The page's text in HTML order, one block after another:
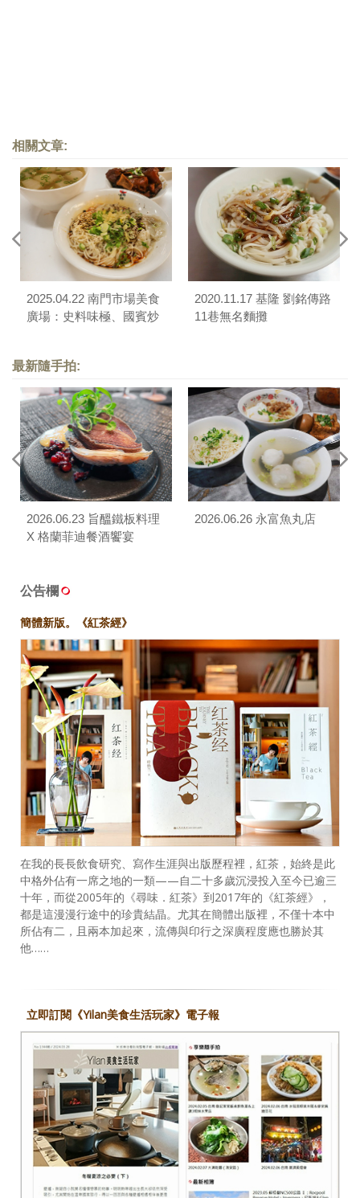
相關文章:
2025.04.22 南門市場美食
廣場：史料味極、國賓炒
2020.11.17 基隆 劉銘傳路
11巷無名麵攤
最新隨手拍:
2026.06.23 旨醞鐵板料理
X 格蘭菲迪餐酒饗宴
2026.06.26 永富魚丸店
公告欄
簡體新版。《紅茶經》
在我的長長飲食研究、寫作生涯與出版歷程裡，紅茶，始終是此
中格外佔有一席之地的一類——自二十多歲沉浸投入至今已逾三
十年，而從2005年的《尋味．紅茶》到2017年的《紅茶經》，
都是這漫漫行途中的珍貴結晶。尤其在簡體出版裡，不僅十本中
所佔有二，且兩本加起來，流傳與印行之深廣程度應也勝於其
他……
立即訂閱《Yilan美食生活玩家》電子報